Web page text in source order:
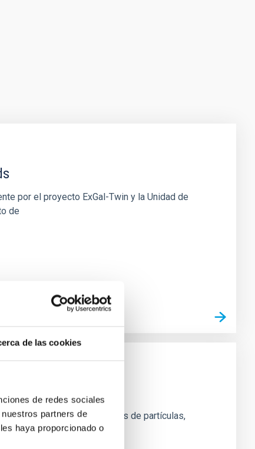
de las cookies
de redes sociales
partners de
haya proporcionado o
por el proyecto ExGal-Twin y la Unidad de
de
y experimentales de físicos de partículas,
españoles